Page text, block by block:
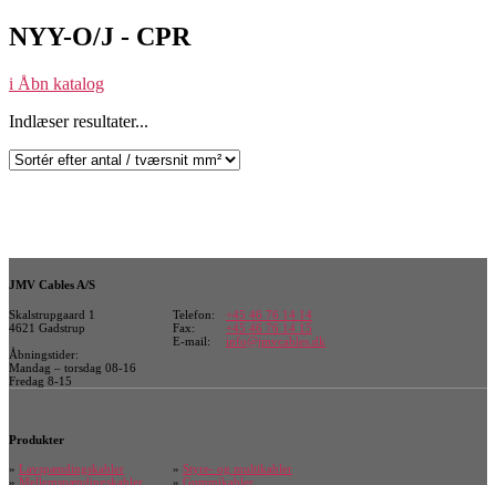
NYY-O/J - CPR
i Åbn katalog
Indlæser resultater...
JMV Cables A/S
Skalstrupgaard 1
4621 Gadstrup
Telefon:
Fax:
E-mail:
+45 46 76 14 14
+45 46 76 14 15
info@jmvcables.dk
Åbningstider:
Mandag – torsdag 08-16
Fredag 8-15
Produkter
» Lavspændingskabler
» Mellemspændingskabler
» Styre- og multikabler
» Gummikabler